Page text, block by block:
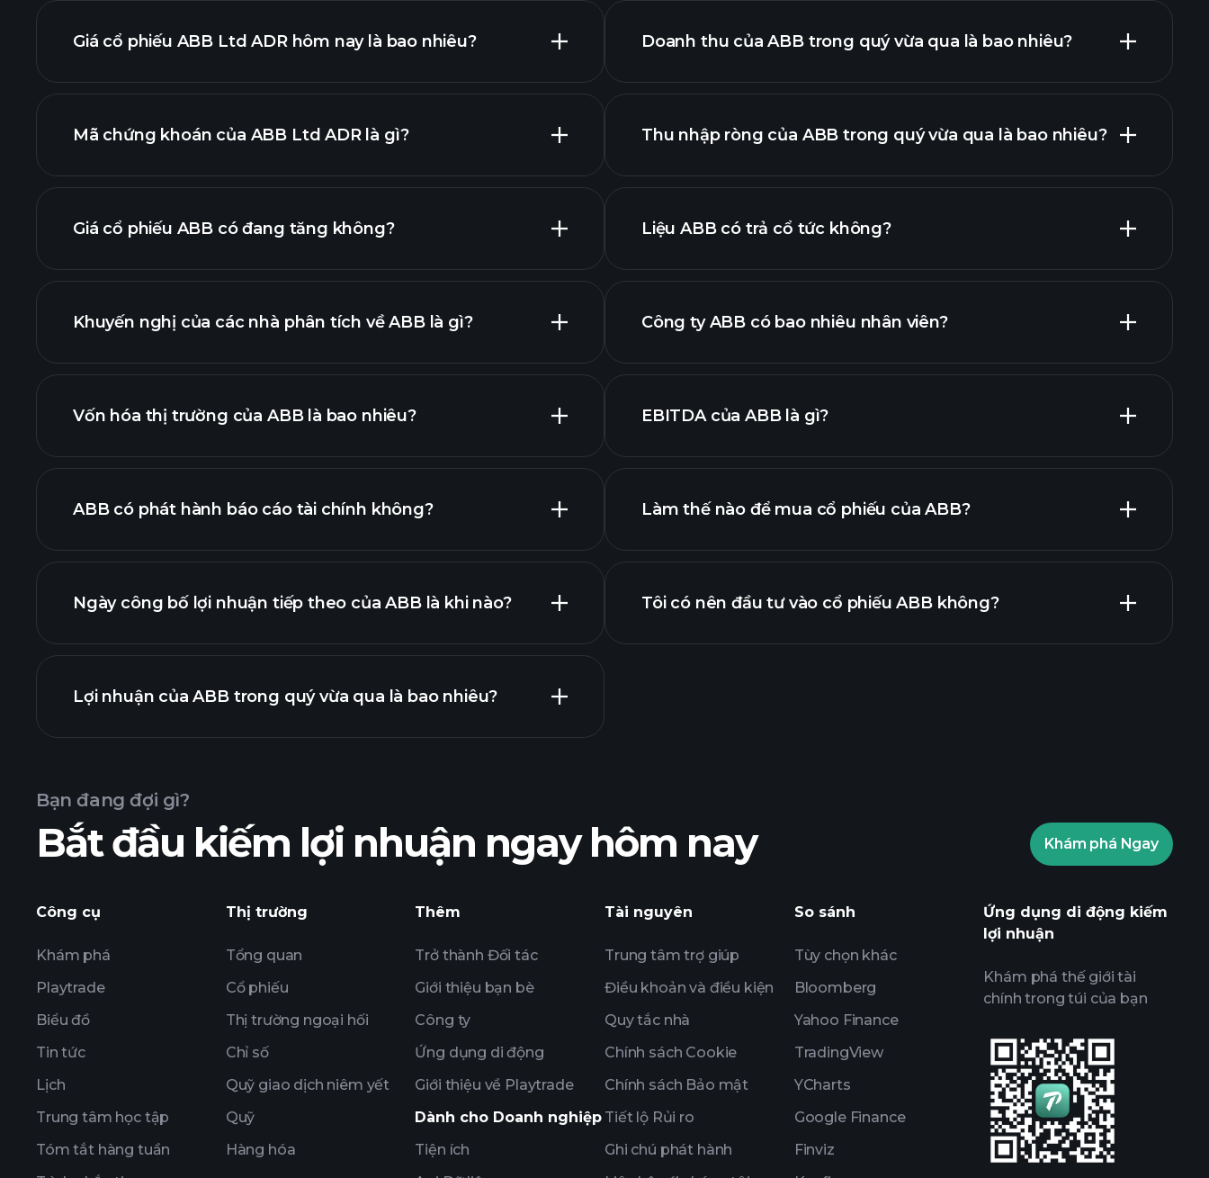
Giá cổ phiếu ABB Ltd ADR hôm nay là bao nhiêu?
Mã chứng khoán của ABB Ltd ADR là gì?
Giá cổ phiếu ABB có đang tăng không?
Khuyến nghị của các nhà phân tích về ABB là gì?
Vốn hóa thị trường của ABB là bao nhiêu?
danh sách cổ phiếu của chúng tôi
ABB có phát hành báo cáo tài chính không?
tài chính của ABB
Ngày công bố lợi nhuận tiếp theo của ABB là khi nào?
Lịch công bố lợi nhuận
Lợi nhuận của ABB trong quý vừa qua là bao nhiêu?
lợi nhuận
Doanh thu của ABB trong quý vừa qua là bao nhiêu?
chính
Thu nhập ròng của ABB trong quý vừa qua là bao nhiêu?
tài chính
Liệu ABB có trả cổ tức không?
cổ phiếu trả cổ tức cao
Công ty ABB có bao nhiêu nhân viên?
EBITDA của ABB là gì?
báo cáo tài chính
Làm thế nào để mua cổ phiếu của ABB?
Tôi có nên đầu tư vào cổ phiếu ABB không?
Playtrade Tournaments
các thông tin thị trường
Các Danh mục
Tỷ phú
Bạn đang đợi gì?
Bắt đầu kiếm lợi nhuận ngay hôm nay Khám phá Ngay
Công cụ
Khám phá
Playtrade
Biểu đồ
Tin tức
Lịch
Trung tâm học tập
Tóm tắt hàng tuần
Thị trường
Tổng quan
Cổ phiếu
Thị trường ngoại hối
Chỉ số
Quỹ giao dịch niêm yết
Quỹ
Hàng hóa
Thêm
Trở thành Đối tác
Giới thiệu bạn bè
Công ty
Ứng dụng di động
Giới thiệu về Playtrade
Dành cho Doanh nghiệp
Tiện ích
Tài nguyên
Trung tâm trợ giúp
Điều khoản và điều kiện
Quy tắc nhà
Chính sách Cookie
Chính sách Bảo mật
Tiết lộ Rủi ro
Ghi chú phát hành
So sánh
Tùy chọn khác
Bloomberg
Yahoo Finance
TradingView
YCharts
Google Finance
Finviz
Ứng dụng di động kiếm
lợi nhuận
Khám phá thế giới tài
chính trong túi của bạn